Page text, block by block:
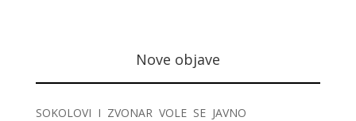
Nove objave
SOKOLOVI I ZVONAR VOLE SE JAVNO